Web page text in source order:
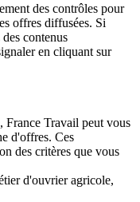
des contrôles pour
offres diffusées. Si
contenus
en cliquant sur
France Travail peut vous
d'offres. Ces
des critères que vous
d'ouvrier agricole,